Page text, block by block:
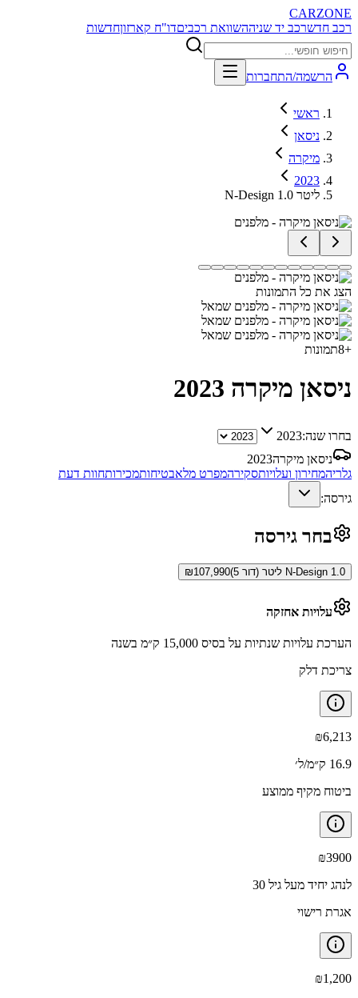
CARZONE
רכב חדשרכב יד שניההשוואת רכביםדו"ח קארזוןחדשות
הרשמה/התחברות
ראשי
ניסאן
מיקרה
2023
N-Design 1.0 ליטר
הצג את כל התמונות
+
8תמונות
ניסאן מיקרה 2023
בחרו שנה:2023
ניסאן מיקרה2023
גלריהמחירון ועלויותסקירהמפרט מלאבטיחותמכירותחוות דעת
גירסה:
בחר גירסה
N-Design 1.0 ליטר (דור 5) ₪107,990
עלויות אחזקה
הערכת עלויות שנתיות על בסיס 15,000 ק״מ בשנה
צריכת דלק
₪6,213
16.9 ק״מ/ל׳
ביטוח מקיף ממוצע
₪3900
לנהג יחיד מעל גיל 30
אגרת רישוי
₪1,200